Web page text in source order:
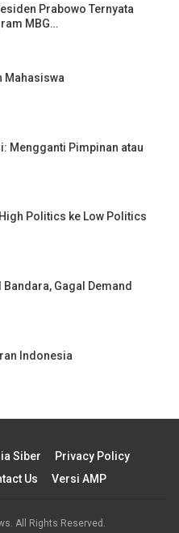
Prabowo Ternyata
MBG…
Mahasiswa
Mengganti Pimpinan atau
Politics ke Low Politics
Gagal Demand
Indonesia
Siber
Privacy Policy
Us Versi AMP
All Rights Reserved.